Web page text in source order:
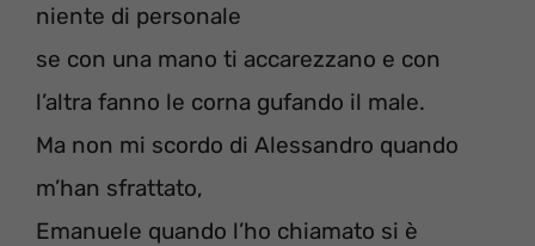
niente di personale
se con una mano ti accarezzano e con
l’altra fanno le corna gufando il male.
Ma non mi scordo di Alessandro quando
m’han sfrattato,
Emanuele quando l’ho chiamato si è